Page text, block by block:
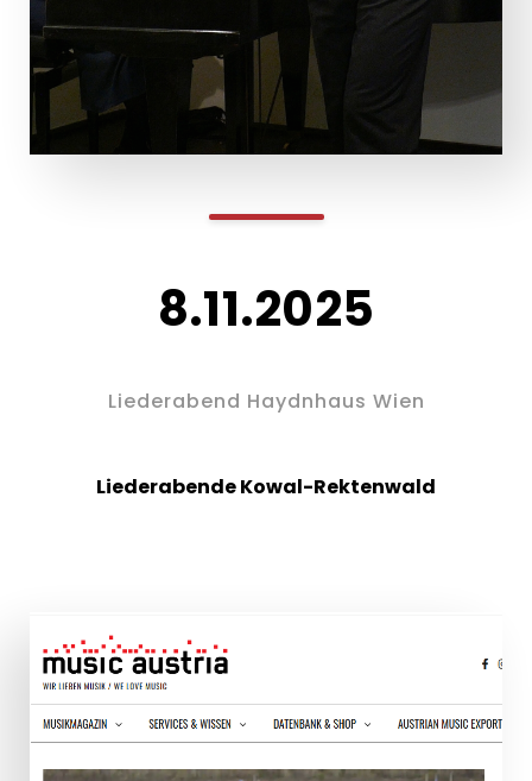
8.11.2025
Liederabend Haydnhaus Wien
Liederabende Kowal-Rektenwald